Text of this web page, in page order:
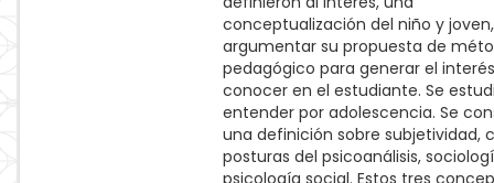
conceptualización del niño y
argumentar su propuesta de
pedagógico para generar el
conocer en el estudiante. Se
entender por adolescencia. Se
una definición sobre subjetividad,
posturas del psicoanálisis,
psicología social. Estos tres